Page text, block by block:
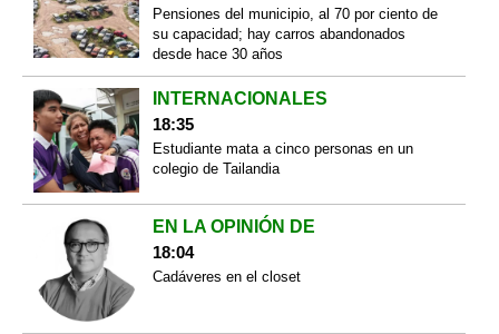
Pensiones del municipio, al 70 por ciento de
su capacidad; hay carros abandonados
desde hace 30 años
INTERNACIONALES
18:35
Estudiante mata a cinco personas en un
colegio de Tailandia
EN LA OPINIÓN DE
18:04
Cadáveres en el closet